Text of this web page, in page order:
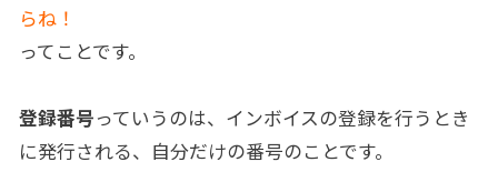
らね！
ってことです。
登録番号っていうのは、インボイスの登録を行うとき
に発行される、自分だけの番号のことです。